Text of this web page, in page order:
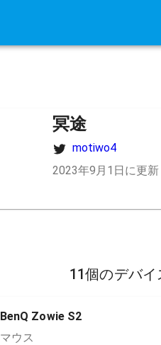
冥途
motiwo4
2023年9月1日に更新
11個のデバイ
BenQ Zowie S2
マウス